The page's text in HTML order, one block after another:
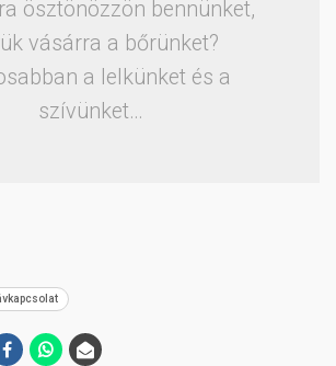
ösztönözzön bennünket,
vásárra a bőrünket?
a lelkünket és a
szívünket…